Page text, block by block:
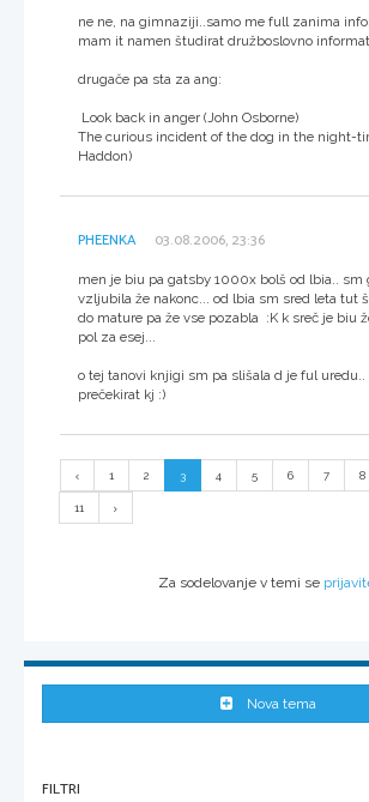
ne ne, na gimnaziji..samo me full zanima
mam it namen študirat družboslovno
drugače pa sta za ang:
Look back in anger (John Osborne)
The curious incident of the dog in the night-
Haddon)
PHEENKA 03.08.2006, 23:36
men je biu pa gatsby 1000x bolš od lbia.. sm
vzljubila že nakonc... od lbia sm sred leta tut
do mature pa že vse pozabla :K k sreč je biu
pol za esej...
o tej tanovi knjigi sm pa slišala d je ful uredu..
prečekirat kj :)
1 2 3 4 5 6 7 8
11
Za sodelovanje v temi se
Nova tema
FILTRI